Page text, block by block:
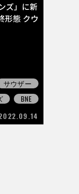
ズ」に新
形態 クウ
サウザー
BNE